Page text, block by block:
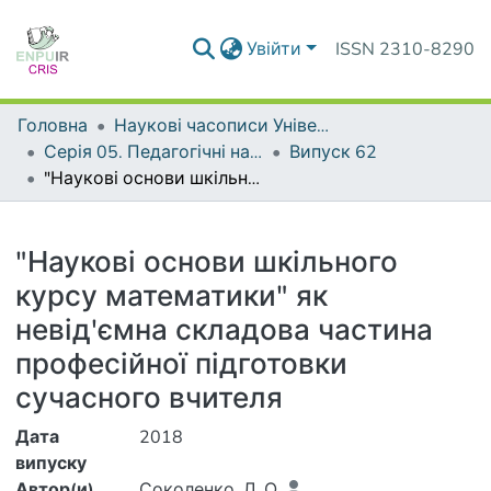
Увійти ISSN 2310-8290
Головна
Наукові часописи Університету
Серія 05. Педагогічні науки: реалії та перспективи
Випуск 62
"Наукові основи шкільного курсу математики" як невід'ємна складова частина професійної підготовки сучасного вчителя
"Наукові основи шкільного
курсу математики" як
невід'ємна складова частина
професійної підготовки
сучасного вчителя
Дата
випуску
2018